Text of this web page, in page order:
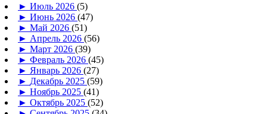
► Июль 2026 (5)
► Июнь 2026 (47)
► Май 2026 (51)
► Апрель 2026 (56)
► Март 2026 (39)
► Февраль 2026 (45)
► Январь 2026 (27)
► Декабрь 2025 (59)
► Ноябрь 2025 (41)
► Октябрь 2025 (52)